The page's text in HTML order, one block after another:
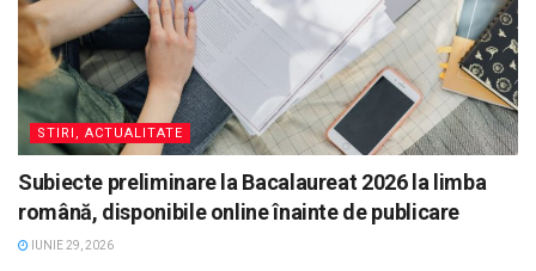
STIRI, ACTUALITATE
Subiecte preliminare la Bacalaureat 2026 la limba
română, disponibile online înainte de publicare
IUNIE 29, 2026